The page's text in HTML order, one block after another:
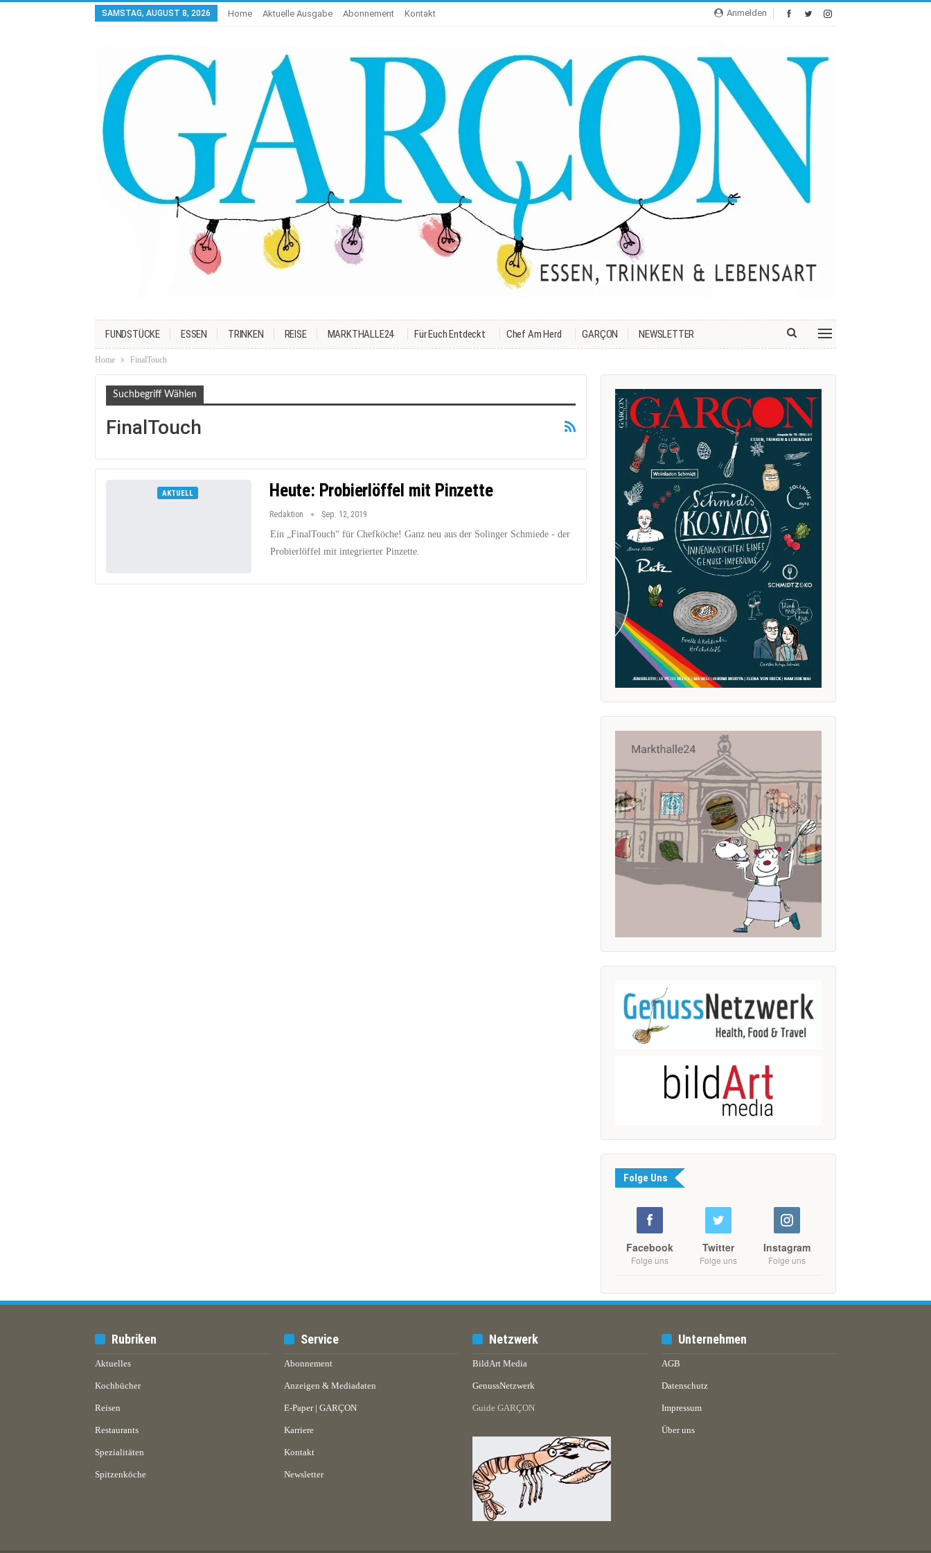
Anmelden
SAMSTAG, AUGUST 8, 2026 Home Aktuelle Ausgabe Abonnement Kontakt
FUNDSTÜCKE ESSEN TRINKEN REISE MARKTHALLE24 Für Euch Entdeckt Chef Am Herd GARÇON NEWSLETTER
Home FinalTouch
Suchbegriff Wählen
FinalTouch
AKTUELL Heute: Probierlöffel mit Pinzette
Redaktion Sep. 12, 2019
Ein „FinalTouch“ für Chefköche! Ganz neu aus der Solinger Schmiede - der
Probierlöffel mit integrierter Pinzette.
Folge Uns
Facebook
Folge uns
Twitter
Folge uns
Instagram
Folge uns
Rubriken
Aktuelles
Kochbücher
Reisen
Restaurants
Spezialitäten
Spitzenköche
Service
Abonnement
Anzeigen & Mediadaten
E-Paper | GARÇON
Karriere
Kontakt
Newsletter
Netzwerk
BildArt Media
GenussNetzwerk
Guide GARÇON
Unternehmen
AGB
Datenschutz
Impressum
Über uns